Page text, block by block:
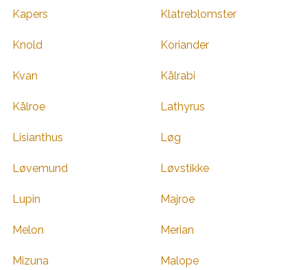
Kapers Klatreblomster
Knold Koriander
Kvan Kålrabi
Kålroe Lathyrus
Lisianthus Løg
Løvemund Løvstikke
Lupin Majroe
Melon Merian
Mizuna Malope